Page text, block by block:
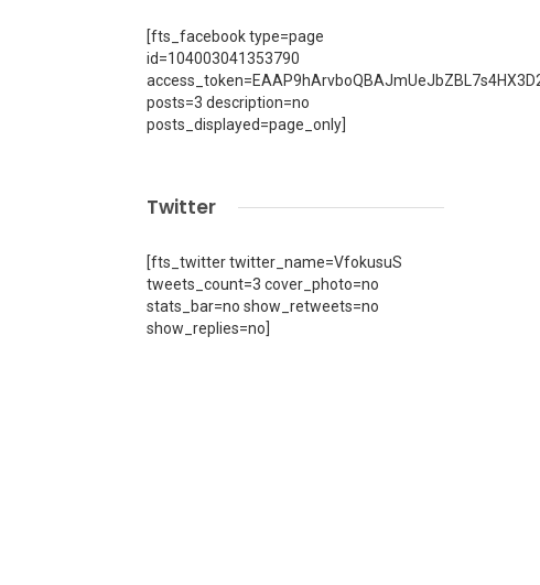
[fts_facebook type=page
id=104003041353790
posts=3 description=no
posts_displayed=page_only]
Twitter
[fts_twitter twitter_name=VfokusuS
tweets_count=3 cover_photo=no
stats_bar=no show_retweets=no
show_replies=no]